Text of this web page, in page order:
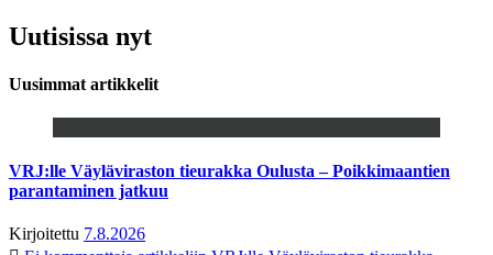
Uutisissa nyt
Uusimmat artikkelit
VRJ:lle Väyläviraston tieurakka Oulusta – Poikkimaantien
parantaminen jatkuu
Kirjoitettu 7.8.2026